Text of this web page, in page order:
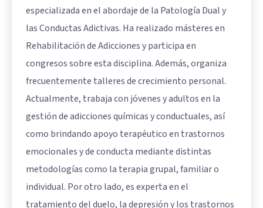
especializada en el abordaje de la Patología Dual y
las Conductas Adictivas. Ha realizado másteres en
Rehabilitación de Adicciones y participa en
congresos sobre esta disciplina. Además, organiza
frecuentemente talleres de crecimiento personal.
Actualmente, trabaja con jóvenes y adultos en la
gestión de adicciones químicas y conductuales, así
como brindando apoyo terapéutico en trastornos
emocionales y de conducta mediante distintas
metodologías como la terapia grupal, familiar o
individual. Por otro lado, es experta en el
tratamiento del duelo, la depresión y los trastornos